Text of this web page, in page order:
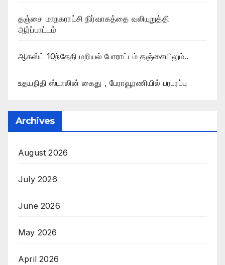
தஞ்சை மாநகராட்சி நிர்வாகத்தை வலியுறுத்தி
ஆர்ப்பாட்டம்
ஆகஸ்ட் 10ந்தேதி மறியல் போராட்டம் தஞ்சையிலும்..
உதயநிதி ஸ்டாலின் கைது , பேராவூரணியில் பரபரப்பு
Archives
August 2026
July 2026
June 2026
May 2026
April 2026